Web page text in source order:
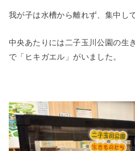
我が子は水槽から離れず、集中し
中央あたりには二子玉川公園の生
で「ヒキガエル」がいました。